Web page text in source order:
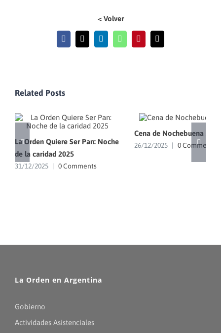
< Volver
Facebook
X LinkedInWhatsAppPinterestEmail
Related Posts
La Orden Quiere Ser Pan: Noche
de la caridad 2025
31/12/2025 0 Comments
Cena de Nochebuena 2025
26/12/2025 0 Comments
La Orden en Argentina
Gobierno
Actividades Asistenciales